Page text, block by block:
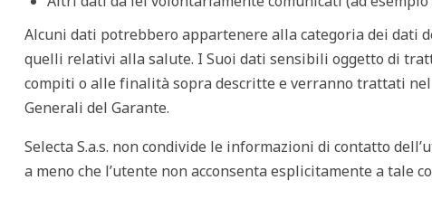
Alcuni dati potrebbero appartenere alla categoria dei dati
quelli relativi alla salute. I Suoi dati sensibili oggetto di
compiti o alle finalità sopra descritte e verranno trattati
Generali del Garante.
Selecta S.a.s. non condivide le informazioni di contatto
a meno che l’utente non acconsenta esplicitamente a tale